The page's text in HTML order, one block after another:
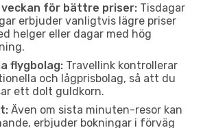
veckan för bättre priser: Tisdagar
erbjuder vanligtvis lägre priser
helger eller dagar med hög
flygbolag: Travellink kontrollerar
och lågprisbolag, så att du
ett dolt guldkorn.
Även om sista minuten-resor kan
erbjuder bokningar i förväg